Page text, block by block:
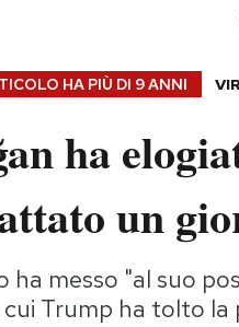
HA PIÙ DI 9 ANNI
ha
un
ha messo "al suo
Trump ha tolto